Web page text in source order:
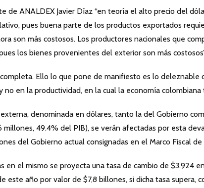
de ANALDEX Javier Díaz “en teoría el alto precio del
pues buena parte de los productos exportados
son más costosos. Los productores nacionales que
los bienes provenientes del exterior son más
Ello lo que pone de manifiesto es lo deleznable
no en la productividad, en la cual la economía
denominada en dólares, tanto la del Gobierno
millones, 49.4% del PIB), se verán afectadas por esta
del Gobierno actual consignadas en el Marco Fiscal
en el mismo se proyecta una tasa de cambio de $3.924
este año por valor de $7,8 billones, si dicha tasa supera,